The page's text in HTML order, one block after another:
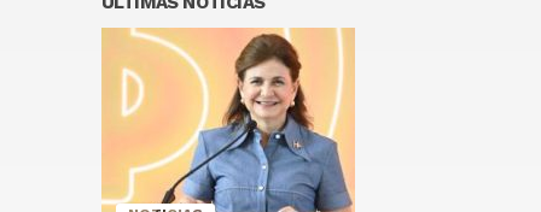
Presidente Abinader entrega
1,500 becas internacionales
para cursar programas de
especialización, maestrías y
doctorados
Publicado hace 7 horas